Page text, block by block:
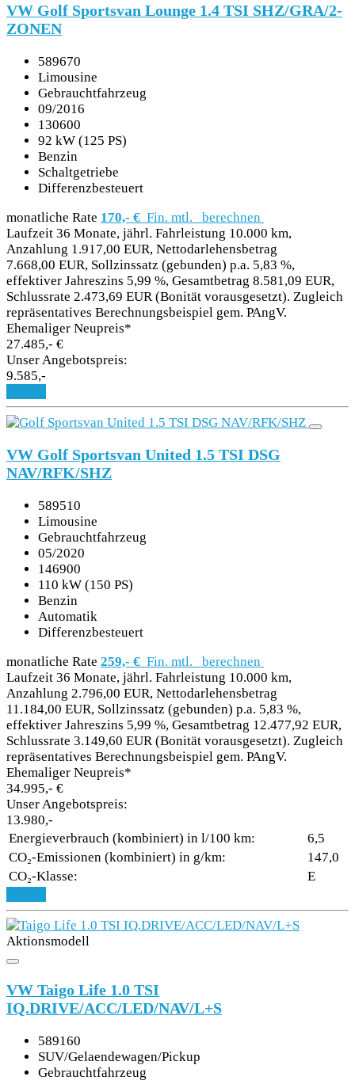
VW Golf Sportsvan Lounge 1.4 TSI SHZ/GRA/2-
ZONEN
589670
Limousine
Gebrauchtfahrzeug
09/2016
130600
92 kW (125 PS)
Benzin
Schaltgetriebe
Differenzbesteuert
monatliche Rate 170,- € Fin. mtl.
berechnen
Laufzeit 36 Monate, jährl. Fahrleistung 10.000 km,
Anzahlung 1.917,00 EUR, Nettodarlehensbetrag
7.668,00 EUR, Sollzinssatz (gebunden) p.a. 5,83 %,
effektiver Jahreszins 5,99 %, Gesamtbetrag 8.581,09 EUR,
Schlussrate 2.473,69 EUR (Bonität vorausgesetzt). Zugleich
repräsentatives Berechnungsbeispiel gem. PAngV.
Ehemaliger Neupreis*
27.485,- €
Unser Angebotspreis:
9.585,-
VW Golf Sportsvan United 1.5 TSI DSG
NAV/RFK/SHZ
589510
Limousine
Gebrauchtfahrzeug
05/2020
146900
110 kW (150 PS)
Benzin
Automatik
Differenzbesteuert
monatliche Rate 259,- € Fin. mtl.
berechnen
Laufzeit 36 Monate, jährl. Fahrleistung 10.000 km,
Anzahlung 2.796,00 EUR, Nettodarlehensbetrag
11.184,00 EUR, Sollzinssatz (gebunden) p.a. 5,83 %,
effektiver Jahreszins 5,99 %, Gesamtbetrag 12.477,92 EUR,
Schlussrate 3.149,60 EUR (Bonität vorausgesetzt). Zugleich
repräsentatives Berechnungsbeispiel gem. PAngV.
Ehemaliger Neupreis*
34.995,- €
Unser Angebotspreis:
13.980,-
Energieverbrauch (kombiniert) in l/100 km:
6,5
CO₂-Emissionen (kombiniert) in g/km:
147,0
CO₂-Klasse:
E
Aktionsmodell
VW Taigo Life 1.0 TSI
IQ.DRIVE/ACC/LED/NAV/L+S
589160
SUV/Gelaendewagen/Pickup
Gebrauchtfahrzeug